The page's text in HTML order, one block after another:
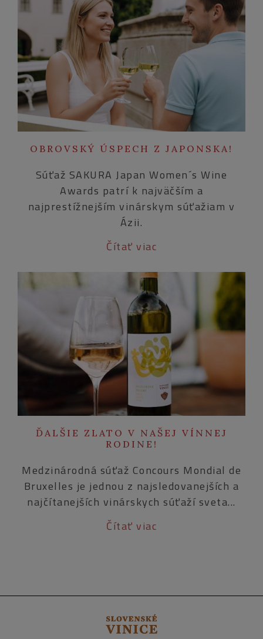
OBROVSKÝ ÚSPECH Z JAPONSKA!
Súťaž SAKURA Japan Women´s Wine
Awards patrí k najväčším a
najprestížnejším vinárskym súťažiam v
Ázii.
Čítať viac
ĎALŠIE ZLATO V NAŠEJ VÍNNEJ
RODINE!
Medzinárodná súťaž Concours Mondial de
Bruxelles je jednou z najsledovanejších a
najčítanejších vinárskych súťaží sveta...
Čítať viac